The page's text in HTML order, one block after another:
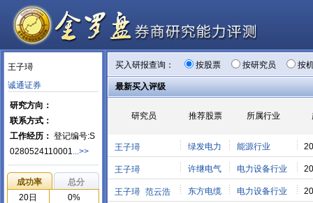
王子璕
诚通证券
研究方向：
联系方式：
工作经历： 登记编号:S
0280524110001...>>
成功率
总分
20日
0%
买入研报查询： 按股票 按研究员 按
最新买入评级
研究员 推荐股票 所属行业
王子璕 绿发电力 能源行业
王子璕 许继电气 电力设备行业
王子璕 范云浩 东方电缆 电力设备行业